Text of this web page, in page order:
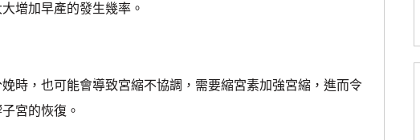
增加早產的發生幾率。
，也可能會導致宮縮不協調，需要縮宮素加強宮縮，進而令
宮的恢復。